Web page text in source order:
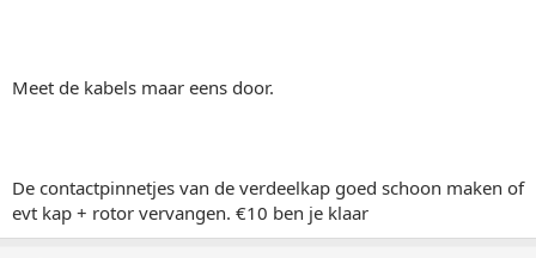
Meet de kabels maar eens door.
De contactpinnetjes van de verdeelkap goed schoon maken of
evt kap + rotor vervangen. €10 ben je klaar